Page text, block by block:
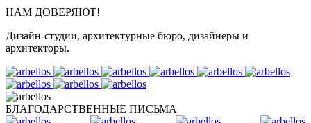
НАМ ДОВЕРЯЮТ!
Дизайн-студии, архитектурные бюро, дизайнеры и
архитекторы.
БЛАГОДАРСТВЕННЫЕ ПИСЬМА